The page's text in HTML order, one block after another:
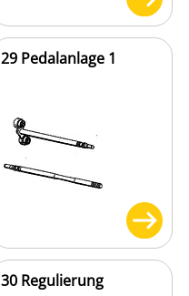
29 Pedalanlage 1
30 Regulierung